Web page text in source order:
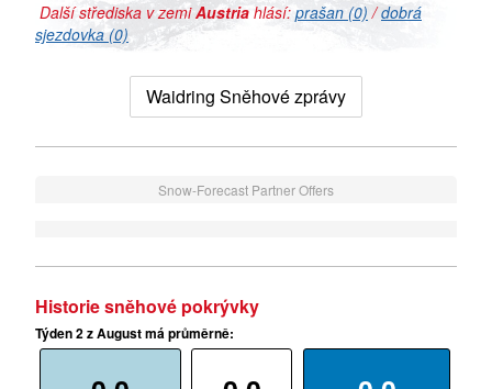
Další střediska v zemiAustria hlásí: prašan (0) /dobrá
sjezdovka (0)
Waidring Sněhové zprávy
Snow-Forecast Partner Offers
Historie sněhové pokrývky
Týden 2 z August má průměrně: